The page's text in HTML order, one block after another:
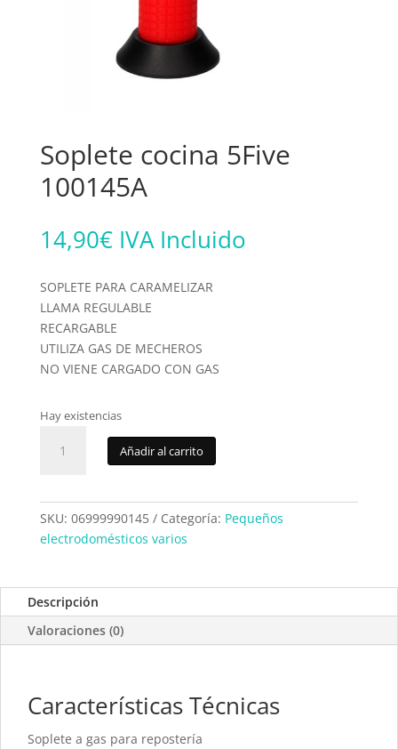
Soplete cocina 5Five
100145A
14,90€ IVA Incluido
SOPLETE PARA CARAMELIZAR
LLAMA REGULABLE
RECARGABLE
UTILIZA GAS DE MECHEROS
NO VIENE CARGADO CON GAS
Hay existencias
cocina
cantidad
Añadir al carrito
SKU: 06999990145 Categoría: Pequeños
electrodomésticos varios
Descripción
Valoraciones (0)
Características Técnicas
Soplete a gas para repostería